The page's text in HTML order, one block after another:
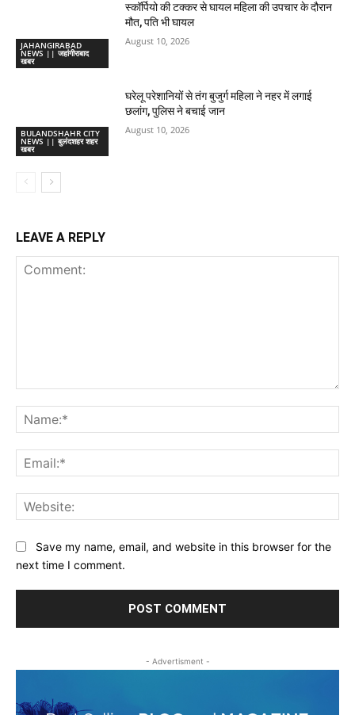
JAHANGIRABAD
NEWS || जहांगीराबाद
खबर
स्कॉर्पियो की टक्कर से घायल महिला की उपचार के दौरान
मौत, पति भी घायल
August 10, 2026
BULANDSHAHR CITY
NEWS || बुलंदशहर शहर
खबर
घरेलू परेशानियों से तंग बुजुर्ग महिला ने नहर में लगाई
छलांग, पुलिस ने बचाई जान
August 10, 2026
LEAVE A REPLY
Save my name, email, and website in this browser for the
next time I comment.
- Advertisment -